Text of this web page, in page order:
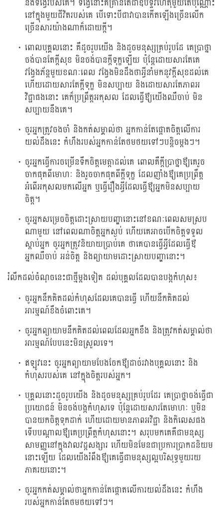
នៅក្នុងមួយជីវិតរបស់គេ បើទោះបីជាវាបានកើតឡើងច្រើនលើក
ច្រើនសារយ៉ាងណាក៏ដោយក្តី។
ពោលបុគ្គលនោះ គឺដូចរូបយើង និងដូចមនុស្សគ្រប់រូបដែ គេប្រាថ្នា
ចង់បានតែក្តីសុខ មិនចង់បានក្តីទុក្ខឡើយ ប៉ុន្តែដោយសារតែគេ
វង្វែងភ័ន្តមួយខណៈពេល វង្វែងមិនដឹងថាអ្វីនាំមកនូវក្តីសុខដល់គេ
ហើយដោយសារតែក្តីទុក្ខ មិនសប្បាយ និងដោយសារតែភាពអ
វិជ្ជាផងនោះ គេក៏ប្រព្រឹត្តអកុសល ដែលធ្វើឳ្យយើងឈឺចាប់ មិន
សប្បាយនឹងគេ។
ចូរអ្នកត្រូវចងចាំ និងកត់សម្គាល់ថា អ្នកកាន់តែផ្តោតចិត្តលើការ
យល់ដឹងនេះ កំហឹងរបស់អ្នកកាន់តែថមថយទៅៗបន្តិចម្តងៗ។
ចូរអ្នកធ្វើការចម្រើនទឹកចិត្តមេត្តាដល់គេ ពោលគឺក្តីប្រាថ្នាឳ្យគេរួច
ចាកផុតពីមោហៈ និងរួចចាកផុតពីក្តីទុក្ខ ដែលញាំងឳ្យគេប្រព្រឹត្ត
អំពើអកុសលមកលើអ្នក ឬធ្វើរឿងអ្វីដែលធ្វើឳ្យអ្នកមិនសប្បាយ
ចិត្ត។
ចូរអ្នកសម្រេចចិត្តដោះស្រាយបញ្ហានោះនៅខណៈពេលសមស្រប
ណាមួយ នៅពេលណាចិត្តអ្នកស្ងប់ ហើយគេអាចបើកចិត្តទទួល
ស្តាប់អ្នក ចូរអ្នកត្រូវនិយាយប្រាប់គេ ថាគេបានធ្វើអ្វីដែលធ្វើឳ
អ្នកឈឺចាប់ អន់ចិត្ត និងព្យាយាមដោះស្រាយបញ្ហានោះ។
រំលឹកដល់ចំណុចនេះជាថ្មីម្តងទៀត ដល់បុគ្គលដែលបានបង្កកំហុស៖
ចូរអ្នកនឹកគិតដល់កំហុសដែលគេបានធ្វើ ហើយនឹកគិតដល់
អារម្មណ៍ខឹងចំពោះគេ។
ចូរអ្នកព្យាយាមនឹកគិតដល់ពេលដែលអ្នកខឹង និងត្រូវកត់សម្គាល់ថា
អារម្មណ៍បែបនេះមិនស្រួលទេ។
ឥឡូវនេះ ចូរអ្នកព្យាយាមបែងចែកឳ្យដាច់រវាងបុគ្គលនោះ និង
កំហុសរបស់គេ នៅក្នុងចិត្តរបស់អ្នក។
បុគ្គលនោះដូចរូបយើង និងដូចមនុស្សគ្រប់រូបដែរ គេប្រាថ្នាចង់ធ្វើជា
ប្រយោជន៍ មិនចង់បង្កកំហុសទេ ប៉ុន្តែដោយសារតែមោហៈ ឬមិន
បានយកចិត្តទុកដាក់ ហើយដោយមានភាពអវិជ្ជា និងកិលេសផង
ទើបបណ្តាលឳ្យគេប្រព្រឹត្តកំហុសនោះ។ សរុបមកគេគឺជាមនុស្ស
សាមញ្ញនៅក្នុងវាលវដ្តសង្សារ ហើយមិនមែនជាប្រការប្រាកដនិយម
នោះឡើយ ដែលយើងរំពឹងឳ្យគេធ្វើជាមនុស្សល្អបរិសុទ្ធមួយរយ
ភាគរយនោះ។
ចូរអ្នកកត់សម្គាល់ថាអ្នកកាន់តែផ្តោតលើការយល់ដឹងនេះ កំហឹង
របស់អ្នកកាន់តែថមថយទៅៗ។